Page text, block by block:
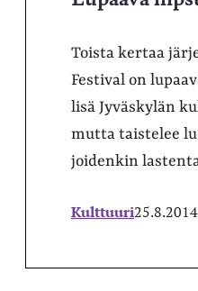
Toista kertaa
Festival on
lisä Jyväskylän
mutta taistelee
joidenkin
Kulttuuri25.8.2014